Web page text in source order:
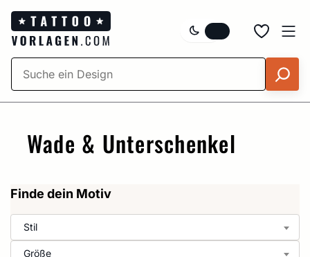
Zum
Inhalt
springen
Wade & Unterschenkel
Finde dein Motiv
Stil
Größe